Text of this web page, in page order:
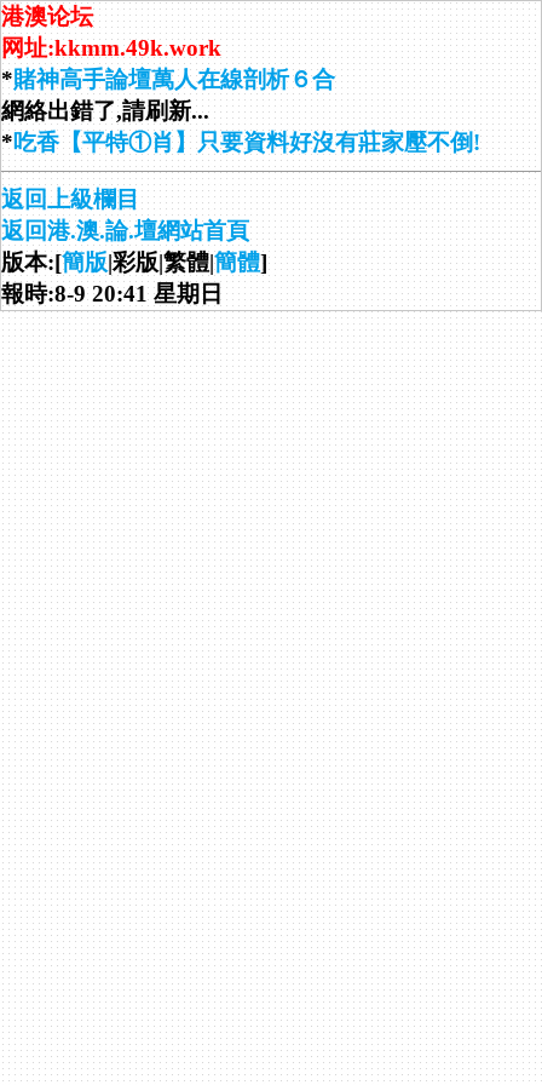
港澳论坛
网址:kkmm.49k.work
*賭神高手論壇萬人在線剖析６合
網絡出錯了,請刷新...
*吃香【平特①肖】只要資料好沒有莊家壓不倒!
返回上級欄目
返回港.澳.論.壇網站首頁
版本:[簡版|彩版|繁體|簡體]
報時:8-9 20:41 星期日